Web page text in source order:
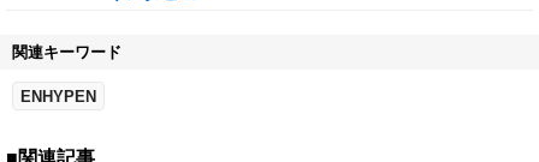
関連キーワード
ENHYPEN
■関連記事